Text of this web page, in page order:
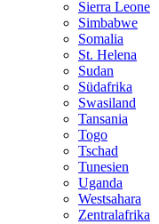
Sierra Leone
Simbabwe
Somalia
St. Helena
Sudan
Südafrika
Swasiland
Tansania
Togo
Tschad
Tunesien
Uganda
Westsahara
Zentralafrika